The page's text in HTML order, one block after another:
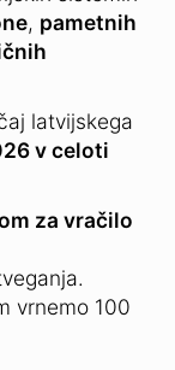
, pametnih
latvijskega
v celoti
za vračilo
vrnemo 100